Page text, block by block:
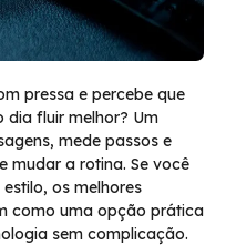
pressa e percebe que
dia fluir melhor? Um
mede passos e
mudar a rotina. Se você
os melhores
como uma opção prática
sem complicação.